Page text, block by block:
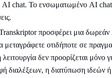
AI chat. Το ενσωματωμένο AI chat
προσφέρει μια δωρεάν
μεταγράφετε οτιδήποτε σε
δεν προορίζεται μόνο
διαλέξεων, η διατύπωση ιδεών